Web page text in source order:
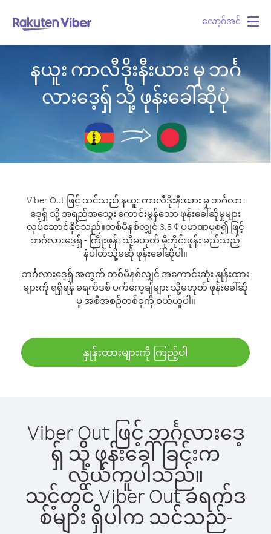
လော့ဂ်အင်
နယူး ကာလီဒိုးနီးယား မှ ဘင်္ဂ
လားဒေ့ရှ် သို့ ဖုန်းခေါ်ဆိုပုံ
Viber Out ဖြင့် သင်သည် နယူး ကာလီဒိုးနီးယား မှ ဘင်္ဂလား
ဒေ့ရှ် သို့ အရည်အသွေး ကောင်းမွန်သော ဖုန်းခေါ်ဆိုမှုများ
လုပ်ဆောင်နိုင်သည်။တစ်မိနစ်လျှင် 3.5 ¢ ပမာဏမှစ၍ ဖြင့်
ဘင်္ဂလားဒေ့ရှ် - ကြိုးဖုန်း သို့မဟုတ် မိုဘိုင်းဖုန်း မည်သည့်
နံပါတ်သို့မဆို ဖုန်းခေါ်ဆိုပါ။
ဘင်္ဂလားဒေ့ရှ် အတွက် တစ်မိနစ်လျှင် အကောင်းဆုံး နှုန်းထား
များကို ရရှိရန် ခရက်ဒစ် ပက်ကေ့ချ်များ သို့မဟုတ် ဖုန်းခေါ်ဆို
မှု အစီအစဉ်တစ်ခုကို ဝယ်ယူပါ။
နှုန်းထားများကို ကြည့်ပါ
Viber Out ဖြင့် ဘင်္ဂလားဒေ့
ရှ် သို့ ဖုန်းခေါ်ခြင်းက
လွယ်ကူပါသည်။
သင့်တွင် Viber Out ခရက်ဒ
စ်များ ရှိပါက သင်သည်-